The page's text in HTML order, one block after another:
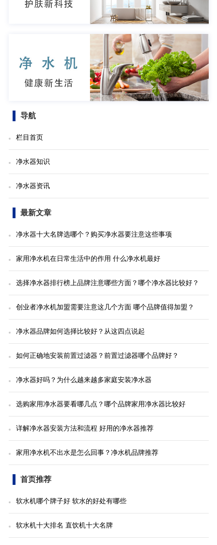
导航
栏目首页
净水器知识
净水器资讯
最新文章
净水器十大名牌选哪个？购买净水器要注意这些事项
家用净水机在日常生活中的作用 什么净水机最好
选择净水器排行榜上品牌注意哪些方面？哪个净水器比较好？
创业者净水机加盟需要注意这几个方面 哪个品牌值得加盟？
净水器品牌如何选择比较好？从这四点说起
如何正确地安装前置过滤器？前置过滤器哪个品牌好？
净水器好吗？为什么越来越多家庭安装净水器
选购家用净水器要看哪几点？哪个品牌家用净水器比较好
详解净水器安装方法和流程 好用的净水器推荐
家用净水机不出水是怎么回事？净水机品牌推荐
首页推荐
软水机哪个牌子好 软水的好处有哪些
软水机十大排名 直饮机十大名牌